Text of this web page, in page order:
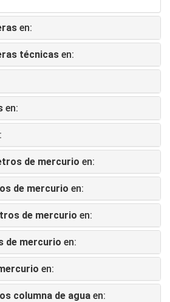
en:
técnicas en:
en:
de mercurio en:
de mercurio en:
de mercurio en:
de mercurio en:
en:
columna de agua en: